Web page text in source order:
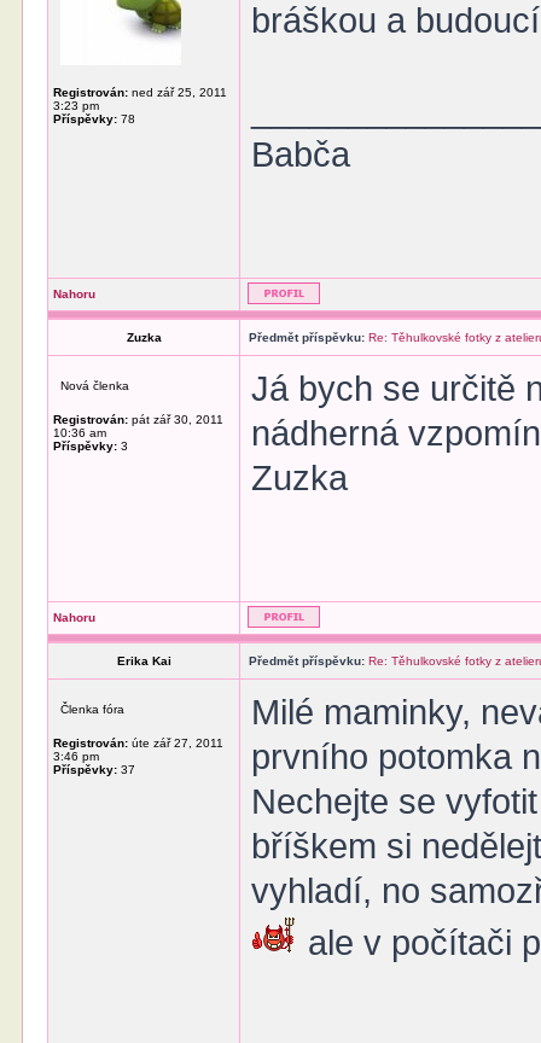
Registrován: ned zář 25, 2011
3:23 pm
Příspěvky: 78
bráškou a
Babča
Nahoru
Zuzka Předmět příspěvku: Re: Těhulkovské fotky z
Nová členka
Registrován: pát zář 30, 2011
10:36 am
Příspěvky: 3
Já bych se určitě
nádherná
Zuzka
Nahoru
Erika Kai Předmět příspěvku: Re: Těhulkovské fotky z
Členka fóra
Registrován: úte zář 27, 2011
3:46 pm
Příspěvky: 37
Milé maminky,
prvního potomka
Nechejte se
bříškem si
vyhladí, no
ale v počítači